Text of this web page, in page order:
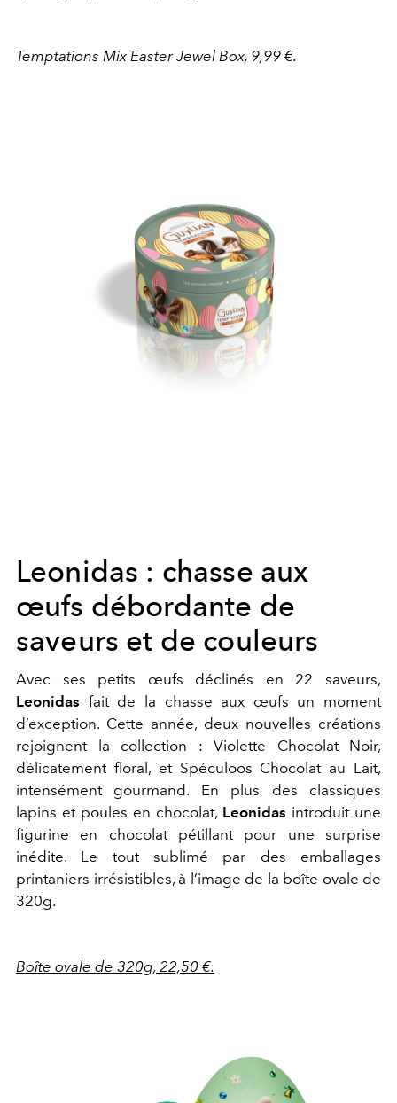
Temptations Mix Easter Jewel Box, 9,99 €.
Leonidas : chasse aux
œufs débordante de
saveurs et de couleurs
Avec ses petits œufs déclinés en 22 saveurs,
Leonidas fait de la chasse aux œufs un moment
d’exception. Cette année, deux nouvelles créations
rejoignent la collection : Violette Chocolat Noir,
délicatement floral, et Spéculoos Chocolat au Lait,
intensément gourmand. En plus des classiques
lapins et poules en chocolat, Leonidas introduit une
figurine en chocolat pétillant pour une surprise
inédite. Le tout sublimé par des emballages
printaniers irrésistibles, à l’image de la boîte ovale de
320g.
Boîte ovale de 320g, 22,50 €.